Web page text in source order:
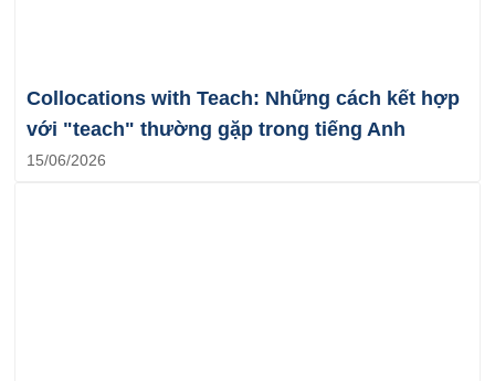
Collocations with Teach: Những cách kết hợp
với "teach" thường gặp trong tiếng Anh
15/06/2026